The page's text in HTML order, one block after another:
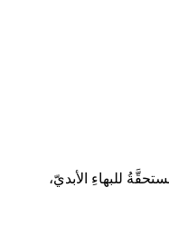
للبهاءِ الأبديّ،